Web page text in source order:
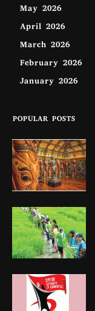
May 2026
April 2026
March 2026
February 2026
January 2026
POPULAR POSTS